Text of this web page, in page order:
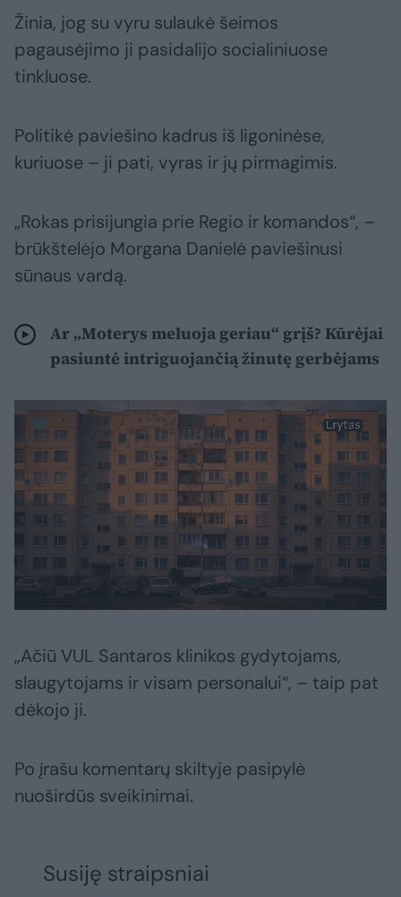
Žinia, jog su vyru sulaukė šeimos
pagausėjimo ji pasidalijo socialiniuose
tinkluose.
Politikė paviešino kadrus iš ligoninėse,
kuriuose – ji pati, vyras ir jų pirmagimis.
„Rokas prisijungia prie Regio ir komandos“, –
brūkštelėjo Morgana Danielė paviešinusi
sūnaus vardą.
Ar „Moterys meluoja geriau“ grįš? Kūrėjai
pasiuntė intriguojančią žinutę gerbėjams
„Ačiū VUL Santaros klinikos gydytojams,
slaugytojams ir visam personalui“, – taip pat
dėkojo ji.
Po įrašu komentarų skiltyje pasipylė
nuoširdūs sveikinimai.
Susiję straipsniai